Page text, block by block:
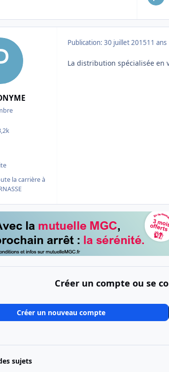
messages
la carrière à
Publication: 30 juillet 201511 ans
La distribution spécialisée en
Créer un compte ou se
Créer un nouveau compte
sujets